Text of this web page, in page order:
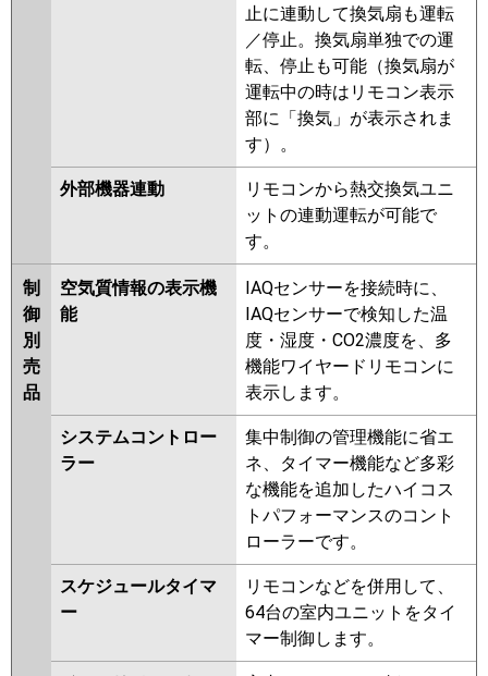
止に連動して換気扇も運転
／停止。換気扇単独での運
転、停止も可能（換気扇が
運転中の時はリモコン表示
部に「換気」が表示されま
す）。
外部機器連動
リモコンから熱交換気ユニ
ットの連動運転が可能で
す。
制
御
別
売
品
空気質情報の表示機
能
IAQセンサーを接続時に、
IAQセンサーで検知した温
度・湿度・CO2濃度を、多
機能ワイヤードリモコンに
表示します。
システムコントロー
ラー
集中制御の管理機能に省エ
ネ、タイマー機能など多彩
な機能を追加したハイコス
トパフォーマンスのコント
ローラーです。
スケジュールタイマ
ー
リモコンなどを併用して、
64台の室内ユニットをタイ
マー制御します。